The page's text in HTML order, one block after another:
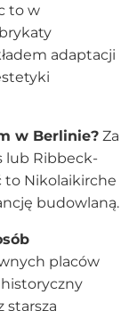
to w
adaptacji
w Berlinie?Za
lub Ribbeck-
to Nikolaikirche
budowlaną.
placów
starszą